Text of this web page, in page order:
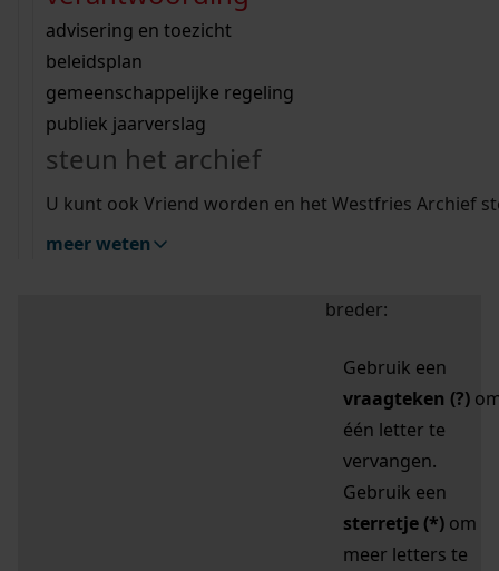
bouwvergunningen
omgevingsvergunningen
vergunningen
beeld en geluid
uitleg nodig?
Wij helpen u op weg met een aantal zoektips.
bekijk alle zoektips
Wij helpen u op weg met een aantal zoektips.
bekijk alle zoektips
bekijk ons geschiedenislokaal
advisering en toezicht
beleidsplan
gemeenschappelijke regeling
publiek jaarverslag
steun het archief
U kunt ook Vriend worden en het Westfries Archief
meer weten
zoektips
Mijn Studiezaal (inloggen)
uw zoekopdracht te
breder:
Gebruik een
vraagteken (?)
één letter te
vervangen.
Gebruik een
sterretje (*) om
meer letters te